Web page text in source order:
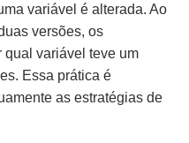
variável é alterada. Ao
versões, os
variável teve um
Essa prática é
as estratégias de